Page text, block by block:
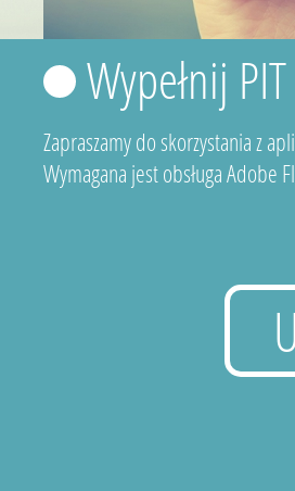
Wypełnij
Zapraszamy do skorzystania z
Wymagana jest obsługa Adobe